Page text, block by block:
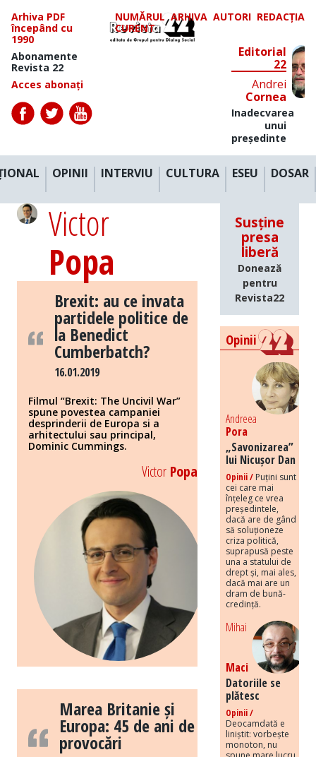
Arhiva PDF
începând cu
1990
Abonamente
Revista 22
Acces abonați
NUMĂRUL
CURENT
ARHIVA AUTORI REDACȚIA
Editorial
22
Andrei
Cornea
Inadecvarea
unui
președinte
OPINII INTERVIU CULTURA ESEU DOSAR
Victor
Popa
Brexit: au ce invata
partidele politice de
la Benedict
Cumberbatch?
16.01.2019
Filmul “Brexit: The Uncivil War”
spune povestea campaniei
desprinderii de Europa si a
arhitectului sau principal,
Dominic Cummings.
Victor Popa
Marea Britanie și
Europa: 45 de ani de
provocări
Susține
presa
liberă
Donează
pentru
Revista22
Opinii
Andreea
Pora
„Savonizarea”
lui Nicușor Dan
Opinii / Puțini sunt
cei care mai
înțeleg ce vrea
președintele,
dacă are de gând
să soluționeze
criza politică,
suprapusă peste
una a statului de
drept și, mai ales,
dacă mai are un
dram de bună-
credință.
Mihai
Maci
Datoriile se
plătesc
Opinii /
Deocamdată e
liniștit: vorbește
monoton, nu